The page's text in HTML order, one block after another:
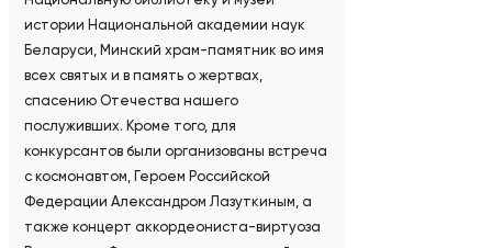
истории Национальной академии наук
Беларуси, Минский храм-памятник во имя
всех святых и в память о жертвах,
спасению Отечества нашего
послуживших. Кроме того, для
конкурсантов были организованы встреча
с космонавтом, Героем Российской
Федерации Александром Лазуткиным, а
также концерт аккордеониста-виртуоза